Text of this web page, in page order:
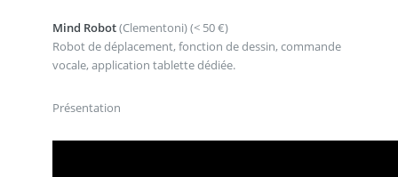
Mind Robot(Clementoni) (< 50 €)
Robot de déplacement, fonction de dessin, commande
vocale, application tablette dédiée.
Présentation